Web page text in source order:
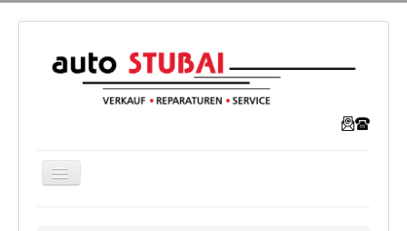
Navigation